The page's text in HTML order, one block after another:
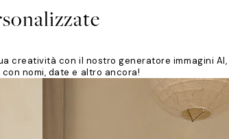
con il nostro generatore immagini
nomi, date e altro ancora!